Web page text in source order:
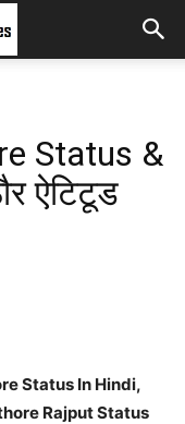
Status &
ऐटिटूड
Status In Hindi,
Rajput Status